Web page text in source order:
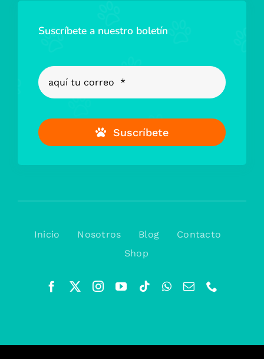
Suscríbete a nuestro boletín
Suscríbete
Inicio Nosotros Blog
Contacto
Shop